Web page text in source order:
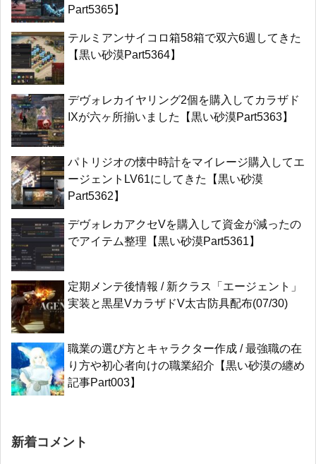
Part5365】
テルミアンサイコロ箱58箱で双六6週してきた
【黒い砂漠Part5364】
デヴォレカイヤリング2個を購入してカラザド
IXが六ヶ所揃いました【黒い砂漠Part5363】
パトリジオの懐中時計をマイレージ購入してエ
ージェントLV61にしてきた【黒い砂漠
Part5362】
デヴォレカアクセVを購入して資金が減ったの
でアイテム整理【黒い砂漠Part5361】
定期メンテ後情報 / 新クラス「エージェント」
実装と黒星VカラザドV太古防具配布(07/30)
職業の選び方とキャラクター作成 / 最強職の在
り方や初心者向けの職業紹介【黒い砂漠の纏め
記事Part003】
新着コメント